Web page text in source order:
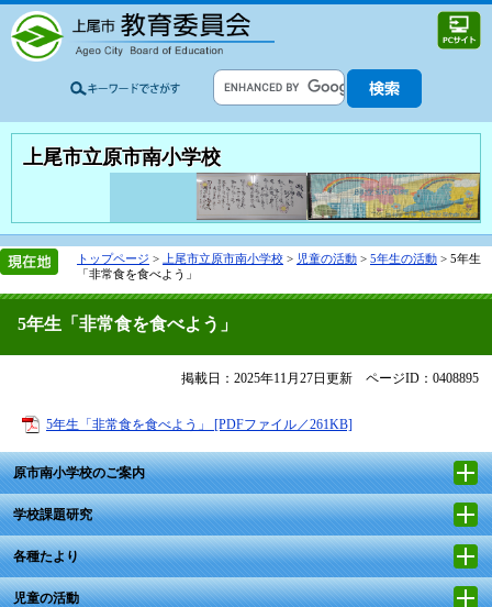
上尾市立原市南小学校
トップページ > 上尾市立原市南小学校 > 児童の活動 > 5年生の活動 > 5年生
「非常食を食べよう」
5年生「非常食を食べよう」
掲載日：2025年11月27日更新 ページID：0408895
5年生「非常食を食べよう」 [PDFファイル／261KB]
原市南小学校のご案内
学校課題研究
各種たより
児童の活動